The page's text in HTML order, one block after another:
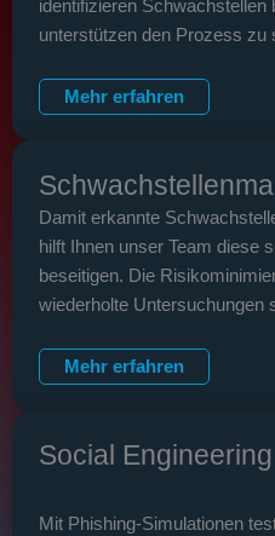
identifizieren Schwachstellen
unterstützen den Prozess zu
Mehr erfahren
Damit erkannte
hilft Ihnen unser Team diese
beseitigen. Die
wiederholte Untersuchungen
Mehr erfahren
Social Engineering
Mit Phishing-Simulationen